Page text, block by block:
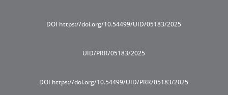
DOI https://doi.org/10.54499/UID/05183/2025
UID/PRR/05183/2025
DOI https://doi.org/10.54499/UID/PRR/05183/2025